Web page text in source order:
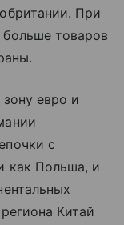
При
товаров
евро и
с
как Польша, и
Китай